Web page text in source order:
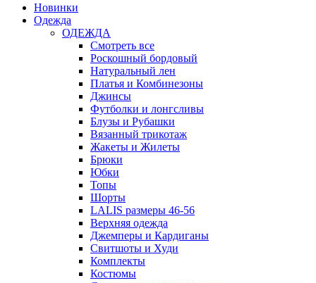
Новинки
Одежда
ОДЕЖДА
Смотреть все
Роскошный бордовый
Натуральный лен
Платья и Комбинезоны
Джинсы
Футболки и лонгсливы
Блузы и Рубашки
Вязанный трикотаж
Жакеты и Жилеты
Брюки
Юбки
Топы
Шорты
LALIS размеры 46-56
Верхняя одежда
Джемперы и Кардиганы
Свитшоты и Худи
Комплекты
Костюмы